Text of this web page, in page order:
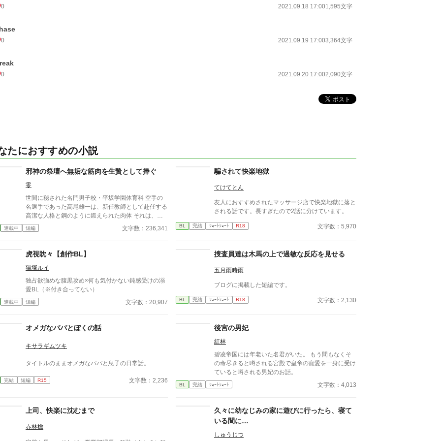
0 2021.09.18 17:001,595文字
0 2021.09.19 17:003,364文字
0 2021.09.20 17:002,090文字
たにおすすめの小説
邪神の祭壇へ無垢な筋肉を生贄として捧ぐ
零
世間に秘された名門男子校・平坂学園体育科 空手の
名選手であった高尾雄一は、新任教師として赴任する
高潔な人格と鋼のように鍛えられた肉体 それは、学
園にとって最高の生贄の候補に他ならなかった 至高
の筋肉を持つ、精神を削られ意志をなくした青年を太
躍する 意志をなくし筋肉の操り人形と化した“デク”
ァンタジー
連載中 短編 文字数：236,341
騙されて快楽地獄
てけてとん
友人におすすめされたマッサージ店で快楽地獄に落と
される話です。長すぎたので2話に分けています。
BL 完結 ｼｮｰﾄｼｮｰﾄ R18 文字数：5,970
虎視眈々【創作BL】
猫塚ルイ
独占欲強めな腹黒攻め×何も気付かない鈍感受けの溺
愛BL（※付き合ってない）
連載中 短編 文字数：20,907
捜査員達は木馬の上で過敏な反応を見せる
五月雨時雨
ブログに掲載した短編です。
BL 完結 ｼｮｰﾄｼｮｰﾄ R18 文字数：2,130
オメガなパパとぼくの話
キサラギムツキ
タイトルのままオメガなパパと息子の日常話。
完結 短編 R15 文字数：2,236
後宮の男妃
紅林
碧凌帝国には年老いた名君がいた。 もう間もなくそ
の命尽きると噂される宮殿で皇帝の寵愛を一身に受け
ていると噂される男妃のお話。
BL 完結 ｼｮｰﾄｼｮｰﾄ 文字数：4,013
上司、快楽に沈むまで
赤林檎
久々に幼なじみの家に遊びに行ったら、寝て
いる間に…
しゅうじつ